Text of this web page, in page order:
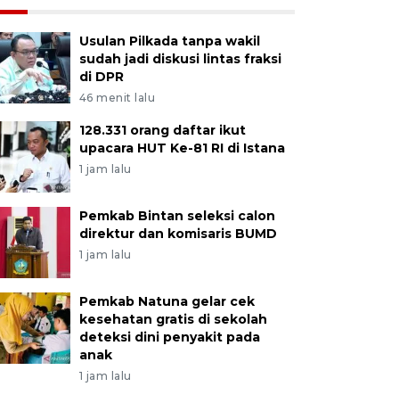
Usulan Pilkada tanpa wakil
sudah jadi diskusi lintas fraksi
di DPR
46 menit lalu
128.331 orang daftar ikut
upacara HUT Ke-81 RI di Istana
1 jam lalu
Pemkab Bintan seleksi calon
direktur dan komisaris BUMD
1 jam lalu
Pemkab Natuna gelar cek
kesehatan gratis di sekolah
deteksi dini penyakit pada
anak
1 jam lalu